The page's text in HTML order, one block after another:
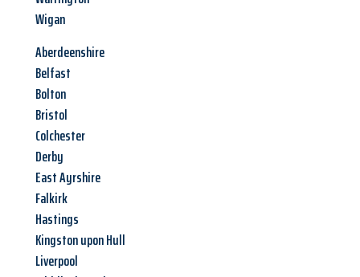
Wigan
Aberdeenshire
Belfast
Bolton
Bristol
Colchester
Derby
East Ayrshire
Falkirk
Hastings
Kingston upon Hull
Liverpool